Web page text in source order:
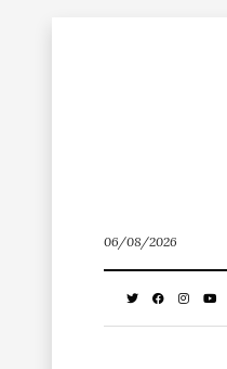
06/08/2026